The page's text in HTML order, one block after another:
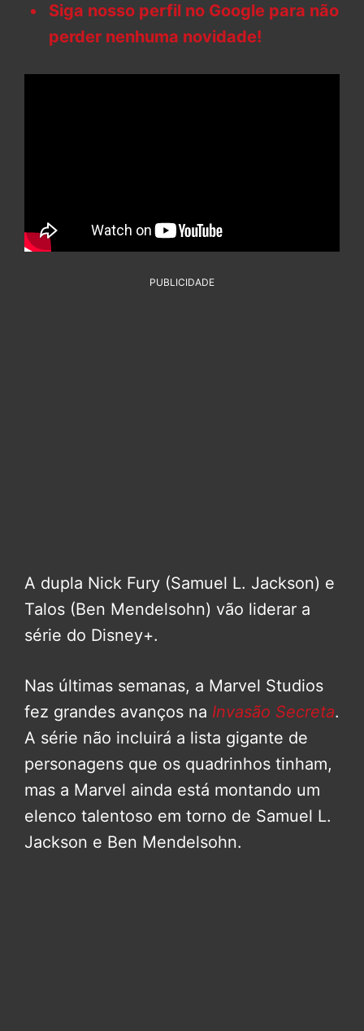
Siga nosso perfil no Google para não
perder nenhuma novidade!
PUBLICIDADE
A dupla Nick Fury (Samuel L. Jackson) e
Talos (Ben Mendelsohn) vão liderar a
série do Disney+.
Nas últimas semanas, a Marvel Studios
fez grandes avanços na Invasão Secreta.
A série não incluirá a lista gigante de
personagens que os quadrinhos tinham,
mas a Marvel ainda está montando um
elenco talentoso em torno de Samuel L.
Jackson e Ben Mendelsohn.